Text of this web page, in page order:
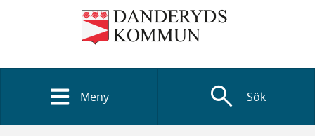
Meny search Sök